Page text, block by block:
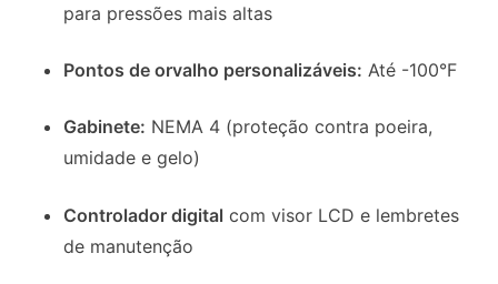
para pressões mais altas
Pontos de orvalho personalizáveis: Até -100°F
Gabinete: NEMA 4 (proteção contra poeira,
umidade e gelo)
Controlador digital com visor LCD e lembretes
de manutenção